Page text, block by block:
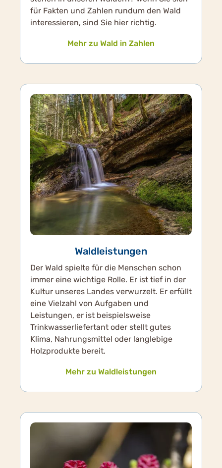
für Fakten und Zahlen rundum den Wald
interessieren, sind Sie hier richtig.
Mehr zu Wald in Zahlen
Waldleistungen
Der Wald spielte für die Menschen schon
immer eine wichtige Rolle. Er ist tief in der
Kultur unseres Landes verwurzelt. Er erfüllt
eine Vielzahl von Aufgaben und
Leistungen, er ist beispielsweise
Trinkwasserliefertant oder stellt gutes
Klima, Nahrungsmittel oder langlebige
Holzprodukte bereit.
Mehr zu Waldleistungen